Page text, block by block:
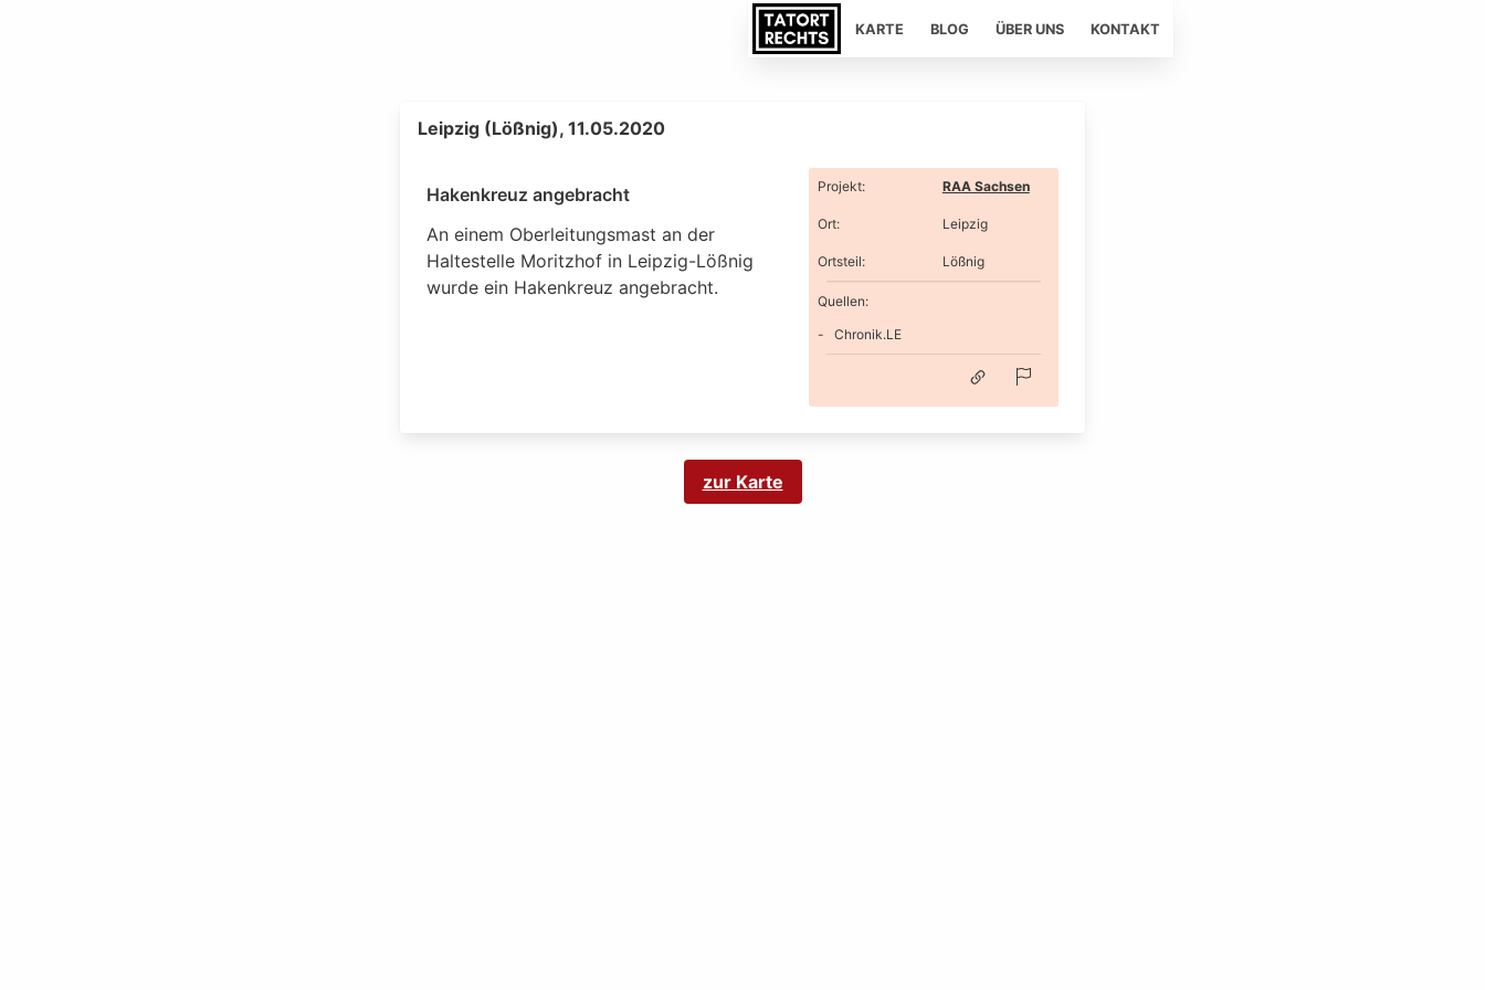
KARTE BLOG ÜBER UNS KONTAKT
Leipzig (Lößnig), 11.05.2020
Hakenkreuz angebracht
An einem Oberleitungsmast an der
Haltestelle Moritzhof in Leipzig-Lößnig
wurde ein Hakenkreuz angebracht.
Projekt: RAA Sachsen
Ort: Leipzig
Ortsteil: Lößnig
Quellen:
Chronik.LE
zur Karte